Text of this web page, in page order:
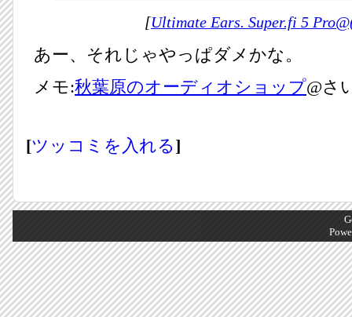
[Ultimate Ears. Super.fi 5
あー、それじゃやっぱダメかな。
メモ:秋葉原のオーディオショップ@さ
[ツッコミを入れる]